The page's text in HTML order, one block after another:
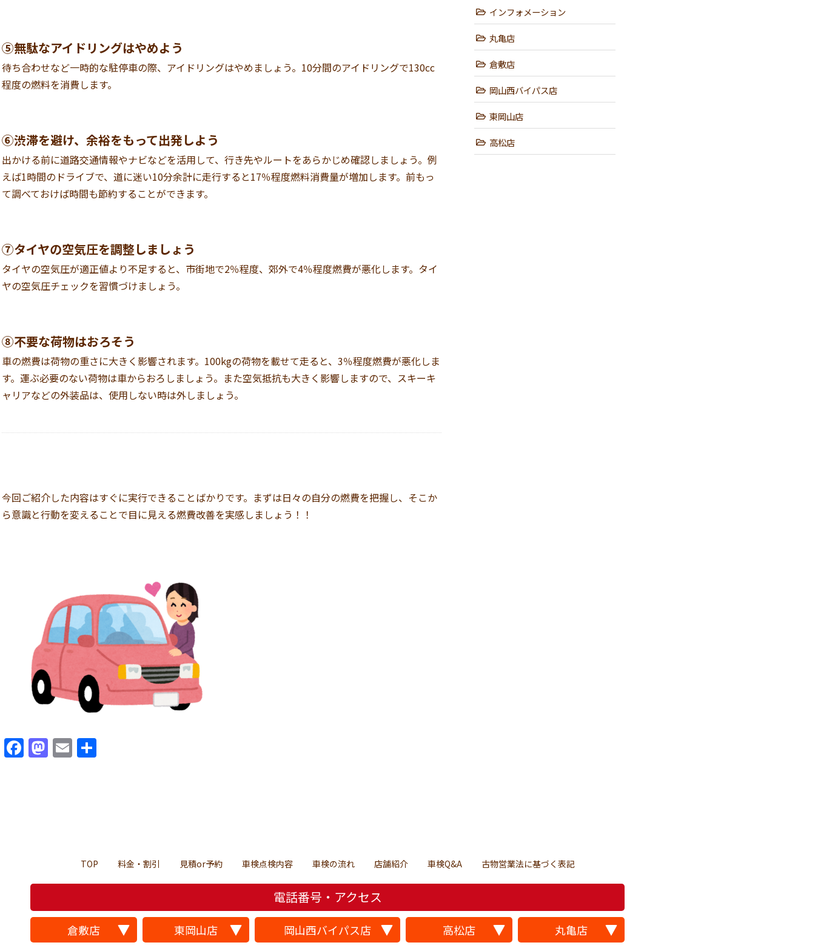
⑤無駄なアイドリングはやめよう
待ち合わせなど一時的な駐停車の際、アイドリングはやめましょう。10分間のアイドリングで130cc
程度の燃料を消費します。
⑥渋滞を避け、余裕をもって出発しよう
出かける前に道路交通情報やナビなどを活用して、行き先やルートをあらかじめ確認しましょう。例
えば1時間のドライブで、道に迷い10分余計に走行すると17％程度燃料消費量が増加します。前もっ
て調べておけば時間も節約することができます。
⑦タイヤの空気圧を調整しましょう
タイヤの空気圧が適正値より不足すると、市街地で2％程度、郊外で4％程度燃費が悪化します。タイ
ヤの空気圧チェックを習慣づけましょう。
⑧不要な荷物はおろそう
車の燃費は荷物の重さに大きく影響されます。100kgの荷物を載せて走ると、3％程度燃費が悪化しま
す。運ぶ必要のない荷物は車からおろしましょう。また空気抵抗も大きく影響しますので、スキーキ
ャリアなどの外装品は、使用しない時は外しましょう。
今回ご紹介した内容はすぐに実行できることばかりです。まずは日々の自分の燃費を把握し、そこか
ら意識と行動を変えることで目に見える燃費改善を実感しましょう！！
Facebook
Mastodon
Email
インフォメーション
丸亀店
倉敷店
岡山西バイパス店
東岡山店
高松店
TOP 料金・割引 見積or予約 車検点検内容 車検の流れ 店舗紹介 車検Q&A 古物営業法に基づく表記
電話番号・アクセス
倉敷店 東岡山店 岡山西バイパス店 高松店 丸亀店